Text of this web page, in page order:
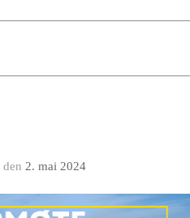
den 2. mai 2024